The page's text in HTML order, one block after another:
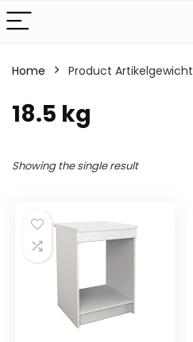
Home Product Artikelgewicht
‎18.5 kg
Showing the single result